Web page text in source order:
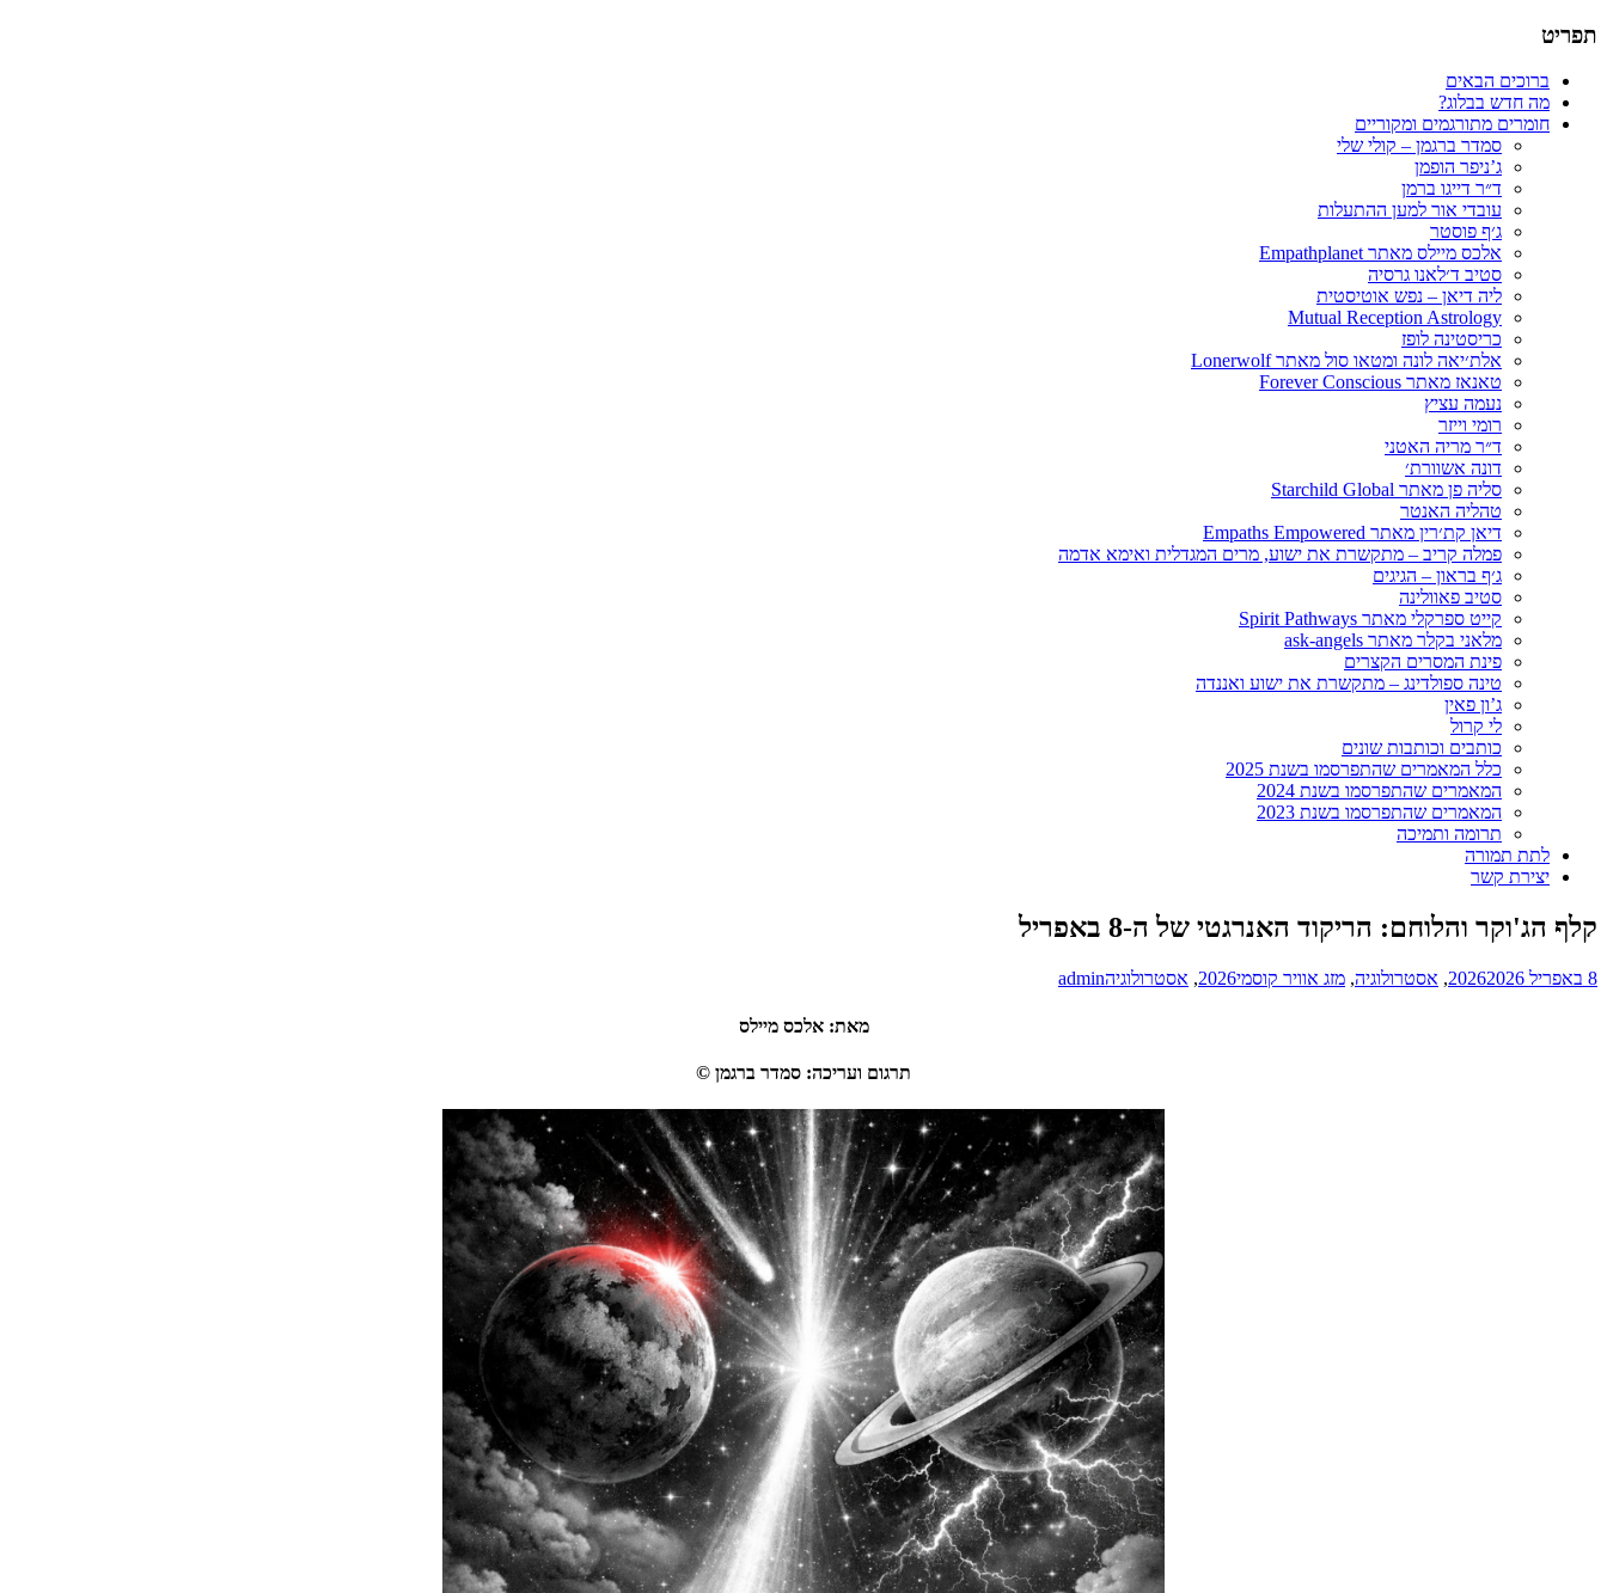
הבלוג של סמדר ברגמן
תפריט
דילוג
לתוכן
ברוכים הבאים
מה חדש בבלוג?
חומרים מתורגמים ומקוריים
סמדר ברגמן – קולי שלי
ג’ניפר הופמן
ד״ר דייגו ברמן
עובדי אור למען ההתעלות
ג׳ף פוסטר
אלכס מיילס מאתר Empathplanet
סטיב ד׳לאנו גרסיה
ליה דיאן – נפש אוטיסטית
Mutual Reception Astrology
כריסטינה לופז
אלת׳יאה לונה ומטאו סול מאתר Lonerwolf
טאנאז מאתר Forever Conscious
נעמה עציץ
רומי וייזר
ד״ר מריה האטני
דונה אשוורת׳
סליה פן מאתר Starchild Global
טהליה האנטר
דיאן קת׳רין מאתר Empaths Empowered
פמלה קריב – מתקשרת את ישוע, מרים המגדלית ואימא אדמה
ג׳ף בראון – הגיגים
סטיב פאוולינה
קייט ספרקלי מאתר Spirit Pathways
מלאני בקלר מאתר ask-angels
פינת המסרים הקצרים
טינה ספולדינג – מתקשרת את ישוע ואננדה
ג’ון פאין
לי קרול
כותבים וכותבות שונים
כלל המאמרים שהתפרסמו בשנת 2025
המאמרים שהתפרסמו בשנת 2024
המאמרים שהתפרסמו בשנת 2023
תרומה ותמיכה
לתת תמורה
יצירת קשר
קלף הג'וקר והלוחם: הריקוד האנרגטי של ה-8 באפריל
8 באפריל 2026 2026
, אסטרולוגיה, מזג אוויר קוסמי2026
, אסטרולוגיהadmin
מאת:אלכס מיילס
תרגום ועריכה: סמדר ברגמן ©